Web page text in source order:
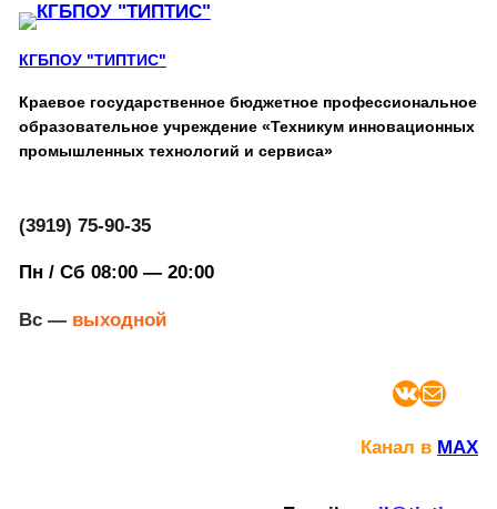
КГБПОУ "ТИПТИС"
Краевое государственное бюджетное профессиональное
образовательное учреждение «Техникум инновационных
промышленных технологий и сервиса»
(3919) 75-90-35
Пн / Сб 08:00 — 20:00
Вс —выходной
ВКонтакте Почта
Канал в MAX